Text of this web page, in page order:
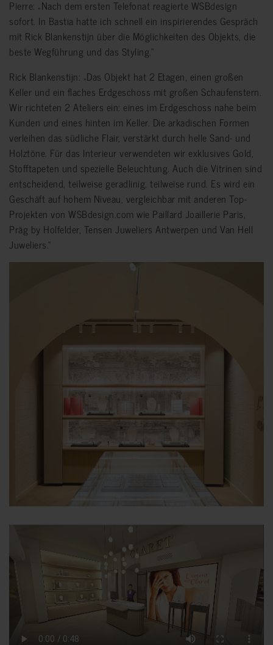
Pierre: „Nach dem ersten Telefonat reagierte WSBdesign
sofort. In Bastia hatte ich schnell ein inspirierendes Gespräch
mit Rick Blankenstijn über die Möglichkeiten des Objekts, die
beste Wegführung und das Styling.“
Rick Blankenstijn: „Das Objekt hat 2 Etagen, einen großen
Keller und ein flaches Erdgeschoss mit großen Schaufenstern.
Wir richteten 2 Ateliers ein: eines im Erdgeschoss nahe beim
Kunden und eines hinten im Keller. Die arkadischen Formen
verleihen das südliche Flair, verstärkt durch helle Sand- und
Holztöne. Für das Interieur verwendeten wir exklusives Gold,
Stofftapeten und spezielle Beleuchtung. Auch die Vitrinen sind
entscheidend, teilweise geradlinig, teilweise rund. Es wird ein
Geschäft auf hohem Niveau, vergleichbar mit anderen Top-
Projekten von WSBdesign.com wie Paillard Joaillerie Paris,
Präg by Holfelder, Tensen Juweliers Antwerpen und Van Hell
Juweliers.“